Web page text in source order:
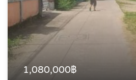
1,080,000฿